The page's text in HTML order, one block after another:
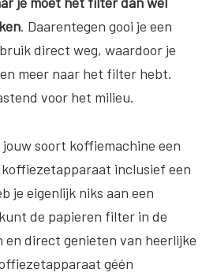
. Daarentegen gooi je een
direct weg, waardoor je
meer naar het filter hebt.
voor het milieu.
soort koffiemachine een
inclusief een
je eigenlijk niks aan een
de papieren filter in de
direct genieten van heerlijke
géén